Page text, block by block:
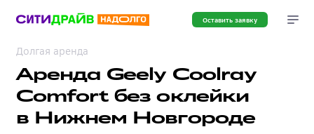
Оставить заявку
Долгая аренда
Аренда Geely Coolray
Comfort без оклейки
в Нижнем Новгороде